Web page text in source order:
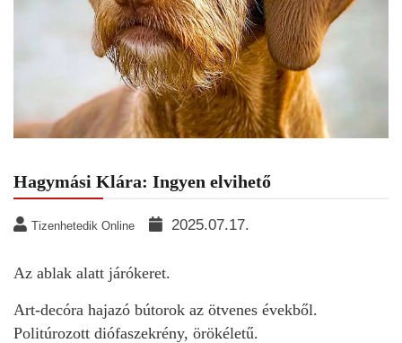
Hagymási Klára: Ingyen elvihető
Tizenhetedik Online 2025.07.17.
Az ablak alatt járókeret.
Art-decóra hajazó bútorok az ötvenes évekből.
Politúrozott diófaszekrény, örökéletű.